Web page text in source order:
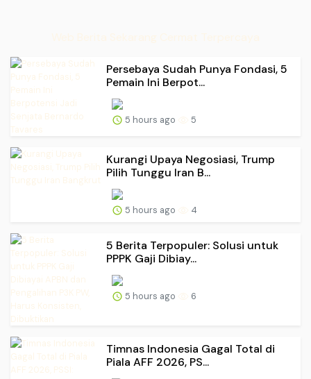
Persebaya Sudah Punya Fondasi, 5
Pemain Ini Berpot...
5 hours ago 5
Kurangi Upaya Negosiasi, Trump
Pilih Tunggu Iran B...
5 hours ago 4
5 Berita Terpopuler: Solusi untuk
PPPK Gaji Dibiay...
5 hours ago 6
Timnas Indonesia Gagal Total di
Piala AFF 2026, PS...